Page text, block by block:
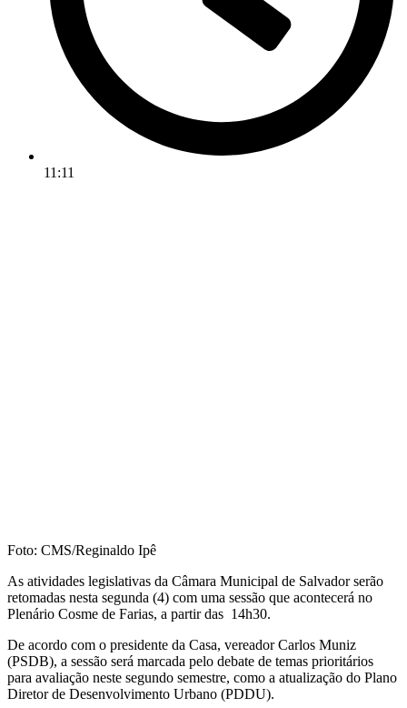
11:11
Foto: CMS/Reginaldo Ipê
As atividades legislativas da Câmara Municipal de Salvador serão
retomadas nesta segunda (4) com uma sessão que acontecerá no
Plenário Cosme de Farias, a partir das 14h30.
De acordo com o presidente da Casa, vereador Carlos Muniz
(PSDB), a sessão será marcada pelo debate de temas prioritários
para avaliação neste segundo semestre, como a atualização do Plano
Diretor de Desenvolvimento Urbano (PDDU).